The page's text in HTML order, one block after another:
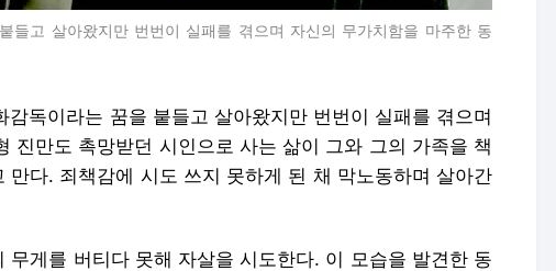
들고 살아왔지만 번번이 실패를 겪으며 자신의 무가치함을 마주한 동
독이라는 꿈을 붙들고 살아왔지만 번번이 실패를 겪으며
진만도 촉망받던 시인으로 사는 삶이 그와 그의 가족을 책
만다. 죄책감에 시도 쓰지 못하게 된 채 막노동하며 살아간
무게를 버티다 못해 자살을 시도한다. 이 모습을 발견한 동